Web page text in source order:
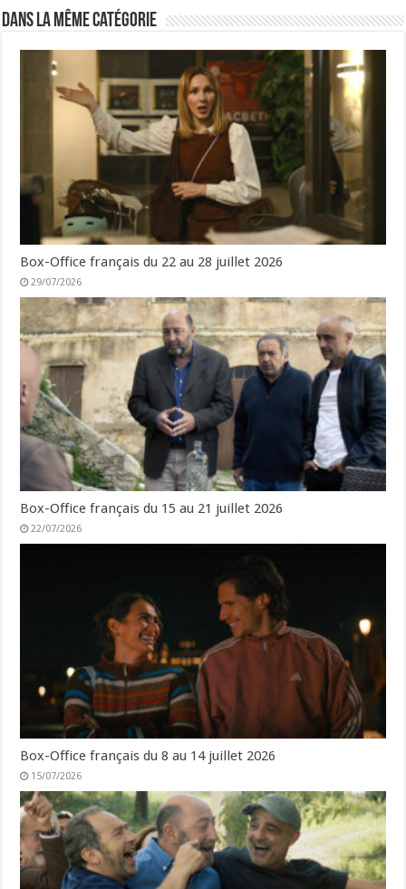
Dans la même catégorie
Box-Office français du 22 au 28 juillet 2026
29/07/2026
Box-Office français du 15 au 21 juillet 2026
22/07/2026
Box-Office français du 8 au 14 juillet 2026
15/07/2026